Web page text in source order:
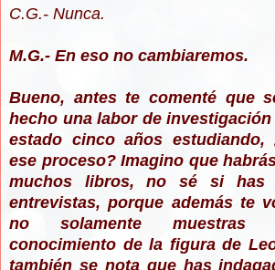
C.G.- Nunca.
M.G.- En eso no cambiaremos.
Bueno, antes te comenté que
hecho una labor de
estado cinco años
ese proceso? Imagino que
muchos libros, no sé si has
entrevistas, porque además te
no solamente muestras
conocimiento de la figura de
también se nota que has